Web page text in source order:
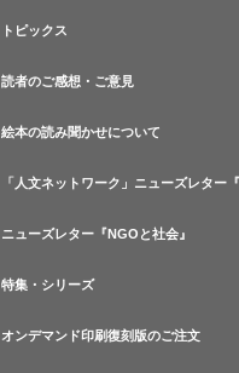
トピックス
読者のご感想・ご意見
絵本の読み聞かせについて
「人文ネットワーク」ニューズレター
ニューズレター『NGOと社会』
特集・シリーズ
オンデマンド印刷復刻版のご注文